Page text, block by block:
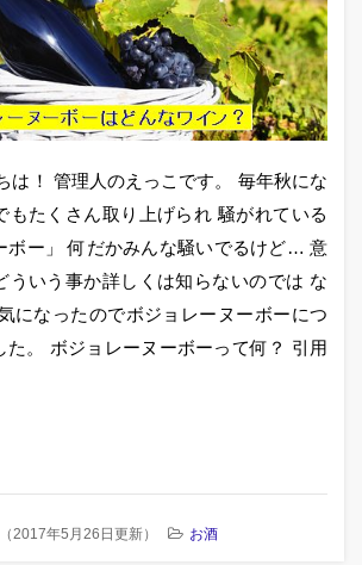
は！ 管理人のえっこです。 毎年秋にな
もたくさん取り上げられ 騒がれている
ボー」 何だかみんな騒いでるけど… 意
ういう事か詳しくは知らないのでは な
になったのでボジョレーヌーボーにつ
た。 ボジョレーヌーボーって何？ 引用
（2017年5月26日更新） お酒